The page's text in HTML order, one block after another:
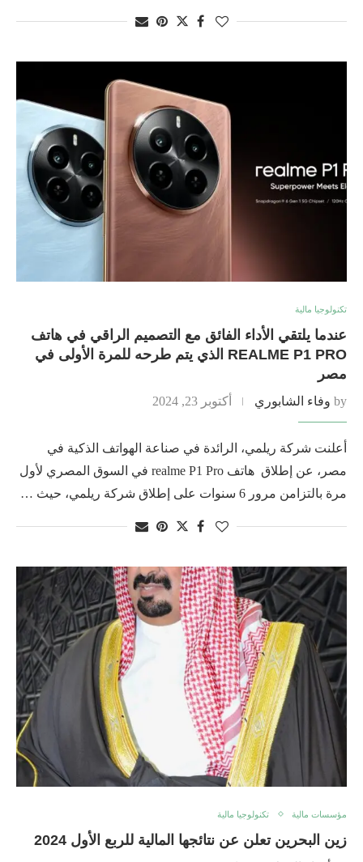
تكنولوجيا مالية
عندما يلتقي الأداء الفائق مع التصميم الراقي في هاتف
REALME P1 PRO الذي يتم طرحه للمرة الأولى في
مصر
by وفاء الشابوري أكتوبر 23, 2024
أعلنت شركة ريلمي، الرائدة في صناعة الهواتف الذكية في
مصر، عن إطلاق هاتف realme P1 Pro في السوق المصري لأول
مرة بالتزامن مرور 6 سنوات على إطلاق شركة ريلمي، حيث …
مؤسسات مالية تكنولوجيا مالية
زین البحرین تعلن عن نتائجها المالية للربع الأول 2024